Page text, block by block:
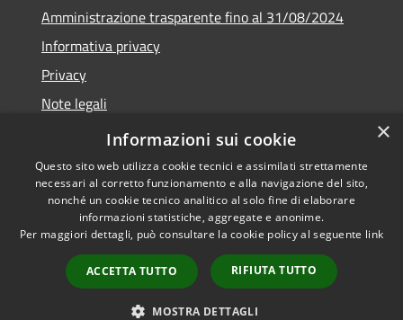
Amministrazione trasparente fino al 31/08/2024
Informativa privacy
Privacy
Note legali
Dichiarazione di accessibilità
Accessibilità
Copyright © 2026 • Comune di
Orvieto • Powered by
Municipium•
Accesso
redazione
×
Informazioni sui cookie
Questo sito web utilizza cookie tecnici e assimilati strettamente
necessari al corretto funzionamento e alla navigazione del sito,
nonché un cookie tecnico analitico al solo fine di elaborare
informazioni statistiche, aggregate e anonime.
Per maggiori dettagli, può consultare la cookie policy al seguente link
ACCETTA TUTTO RIFIUTA TUTTO
MOSTRA DETTAGLI